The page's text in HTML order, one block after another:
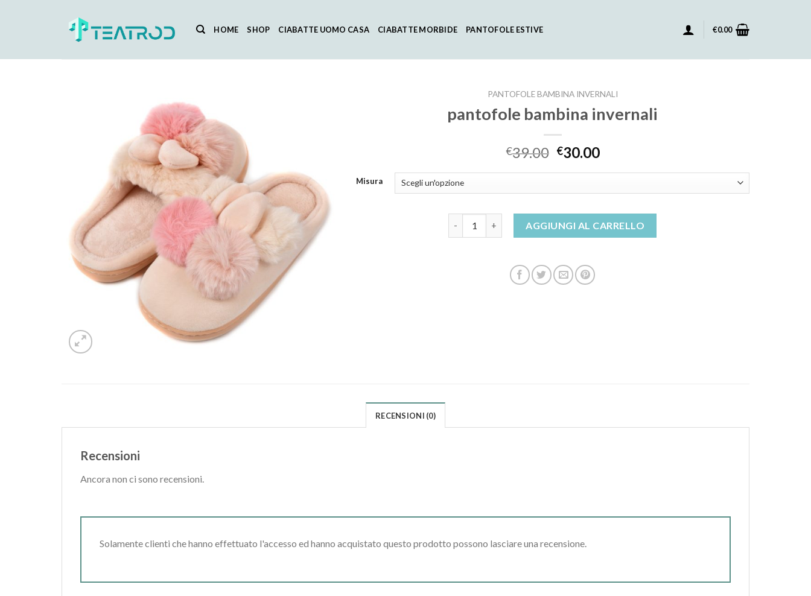
HOME SHOP CIABATTE UOMO CASA CIABATTE MORBIDE PANTOFOLE ESTIVE €0.00
PANTOFOLE BAMBINA INVERNALI
pantofole bambina invernali
€39.00 €30.00
Misura
AGGIUNGI AL CARRELLO
RECENSIONI (0)
Recensioni
Ancora non ci sono recensioni.
Solamente clienti che hanno effettuato l'accesso ed hanno acquistato questo prodotto possono lasciare una recensione.